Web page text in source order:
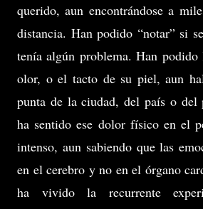
querido, aun encontrándose a
distancia. Han podido “notar” si
tenía algún problema. Han
olor, o el tacto de su piel, aun
punta de la ciudad, del país o del
ha sentido ese dolor físico en el
intenso, aun sabiendo que las
en el cerebro y no en el órgano
ha vivido la recurrente